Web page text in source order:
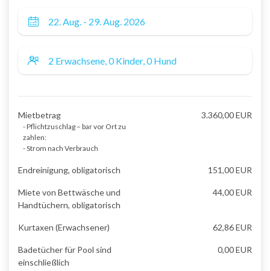
Mietbetrag
- Pflichtzuschlag – bar vor Ort zu
zahlen:
- Strom nach Verbrauch
3.360,00 EUR
Endreinigung, obligatorisch 151,00 EUR
Miete von Bettwäsche und
Handtüchern, obligatorisch
44,00 EUR
Kurtaxen (Erwachsener) 62,86 EUR
Badetücher für Pool sind
einschließlich
0,00 EUR